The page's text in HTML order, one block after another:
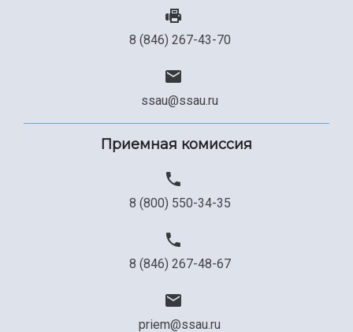
8 (846) 267-43-70
ssau@ssau.ru
Приемная комиссия
8 (800) 550-34-35
8 (846) 267-48-67
priem@ssau.ru